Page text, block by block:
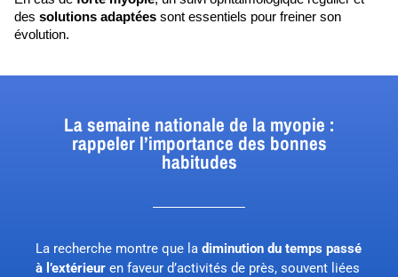
des solutions adaptées sont essentiels pour freiner son
évolution.
La semaine nationale de la myopie :
rappeler l’importance des bonnes
habitudes
La recherche montre que la diminution du temps passé
à l’extérieur en faveur d’activités de près, souvent liées